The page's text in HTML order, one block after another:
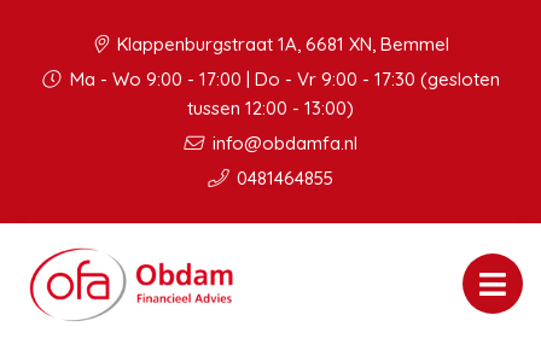
Klappenburgstraat 1A, 6681 XN, Bemmel
Ma - Wo 9:00 - 17:00 | Do - Vr 9:00 - 17:30 (gesloten
tussen 12:00 - 13:00)
info@obdamfa.nl
0481464855